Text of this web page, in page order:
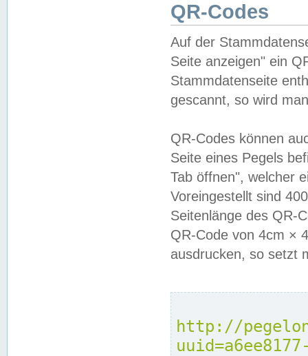
QR-Codes
Auf der
Seite anzeigen" ein
Stammdatenseite
gescannt, so wird
QR-Codes können
Seite eines Pegels
Tab öffnen", welcher
Voreingestellt sind
Seitenlänge des QR-
QR-Code von 4cm ×
ausdrucken, so setzt
http://